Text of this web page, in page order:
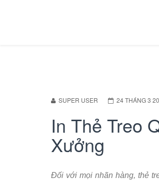
SUPER USER 24 THÁNG 3
In Thẻ Treo
Xưởng
Đối với mọi nhãn hàng, thẻ